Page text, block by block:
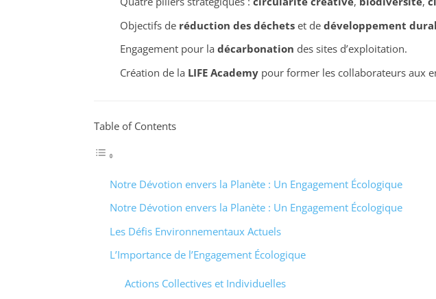
Objectifs de réduction des déchetset de développement
Engagement pour la décarbonation des sites d’exploitation.
Création de la LIFE Academypour former les collaborateurs aux
Table of Contents
Notre Dévotion envers la Planète : Un Engagement Écologique
Notre Dévotion envers la Planète : Un Engagement Écologique
Les Défis Environnementaux Actuels
L’Importance de l’Engagement Écologique
Actions Collectives et Individuelles